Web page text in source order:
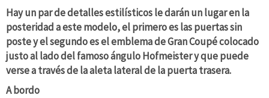
Hay un par de detalles estilísticos le darán un lugar en la
posteridad a este modelo, el primero es las puertas sin
poste y el segundo es el emblema de Gran Coupé colocado
justo al lado del famoso ángulo Hofmeister y que puede
verse a través de la aleta lateral de la puerta trasera.
A bordo